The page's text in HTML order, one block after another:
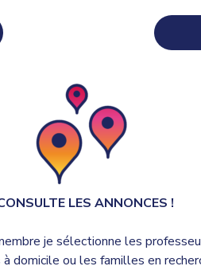
LES ANNONCES !
je sélectionne les
domicile ou les familles en